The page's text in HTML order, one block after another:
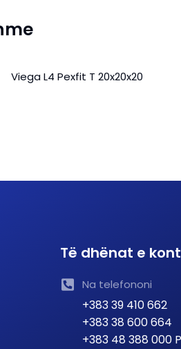
Viega L4 Pexfit T 20x20x20
Të dhënat e
Na telefononi
+383 39 410 662
+383 38 600 664
+383 48 388 000